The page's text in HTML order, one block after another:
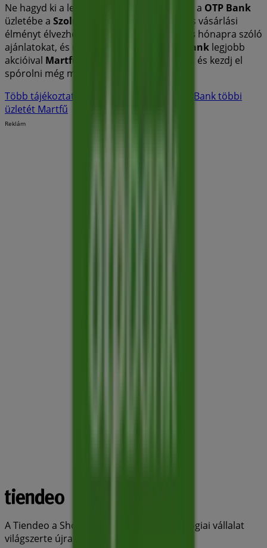
Ne hagyd ki a lehetőséget, hogy ellátogass a OTP Bank
üzletébe a Szolnoki út 142
címen, és teljes vásárlási
élményt élvezhess. Fedezd fel a
augusztus hónapra szóló
ajánlatokat, és maradj naprakész a
OTP Bank legjobb
akcióival Martfű
-ben. Látogass el hozzánk, és kezdj el
spórolni még ma!
Több tájékoztatás — OTP Bank
Lásd a OTP Bank többi
üzletét Martfű
Reklám
A Tiendeo a Shopfully része - ez a technológiai vállalat
világszerte újragondolja a helyi vásárlást.